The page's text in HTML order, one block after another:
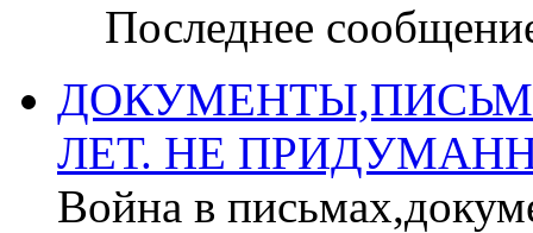
Последнее
ЛЕТ. НЕ
Война в